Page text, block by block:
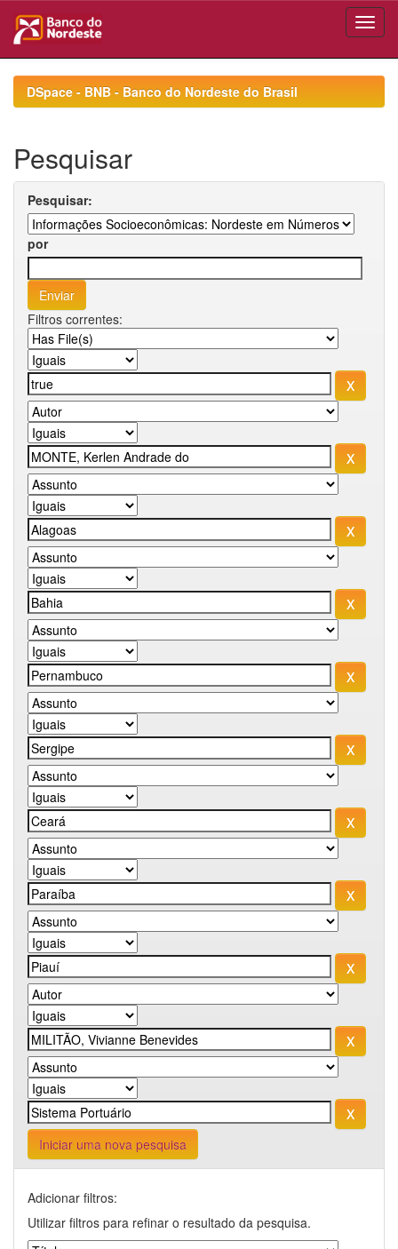
navigationDSpace - BNB - Banco do Nordeste do Brasil
Pesquisar
Pesquisar:
por
Filtros correntes:
Iniciar uma nova pesquisa
Adicionar filtros:
Utilizar filtros para refinar o resultado da pesquisa.